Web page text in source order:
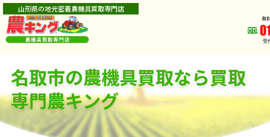
山形県の地元密着農機具買取専門店
名取市の農機具買取なら買取
専門農キング